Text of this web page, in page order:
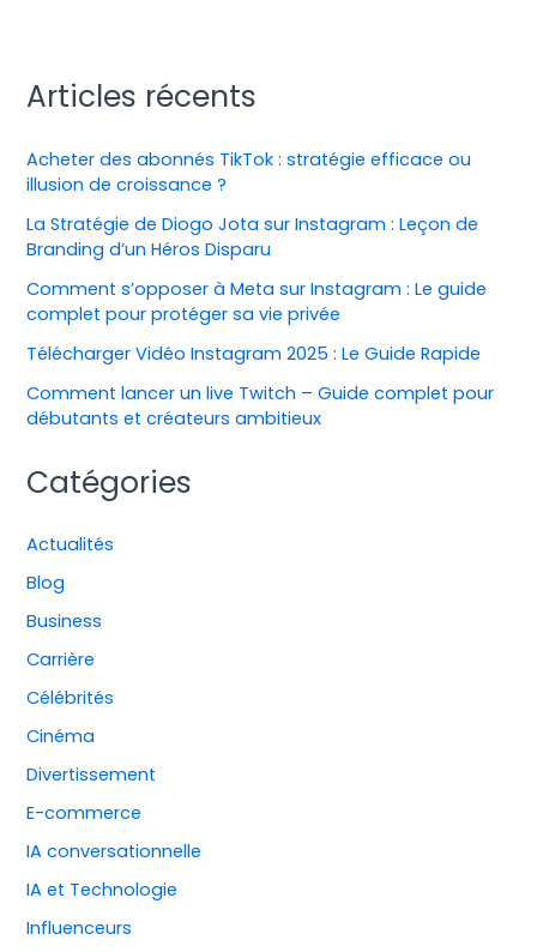
Articles récents
Acheter des abonnés TikTok : stratégie efficace ou
illusion de croissance ?
La Stratégie de Diogo Jota sur Instagram : Leçon de
Branding d’un Héros Disparu
Comment s’opposer à Meta sur Instagram : Le guide
complet pour protéger sa vie privée
Télécharger Vidéo Instagram 2025 : Le Guide Rapide
Comment lancer un live Twitch – Guide complet pour
débutants et créateurs ambitieux
Catégories
Actualités
Blog
Business
Carrière
Célébrités
Cinéma
Divertissement
E-commerce
IA conversationnelle
IA et Technologie
Influenceurs